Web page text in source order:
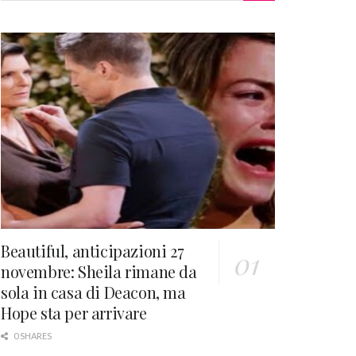
Beautiful, anticipazioni 27
novembre: Sheila rimane da
sola in casa di Deacon, ma
Hope sta per arrivare
0 SHARES